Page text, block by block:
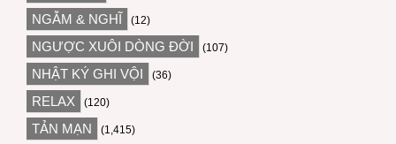
NGẪM & NGHĨ (12)
NGƯỢC XUÔI DÒNG ĐỜI (107)
NHẬT KÝ GHI VỘI (36)
RELAX (120)
TẢN MẠN (1,415)